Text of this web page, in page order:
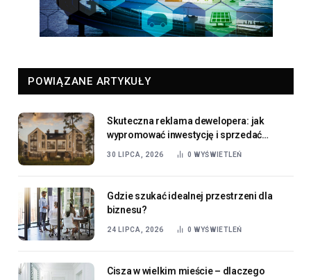
POWIĄZANE ARTYKUŁY
Skuteczna reklama dewelopera: jak
wypromować inwestycję i sprzedać
30 LIPCA, 2026 0 WYŚWIETLEŃ
Gdzie szukać idealnej przestrzeni dla
biznesu?
24 LIPCA, 2026 0 WYŚWIETLEŃ
Cisza w wielkim mieście – dlaczego